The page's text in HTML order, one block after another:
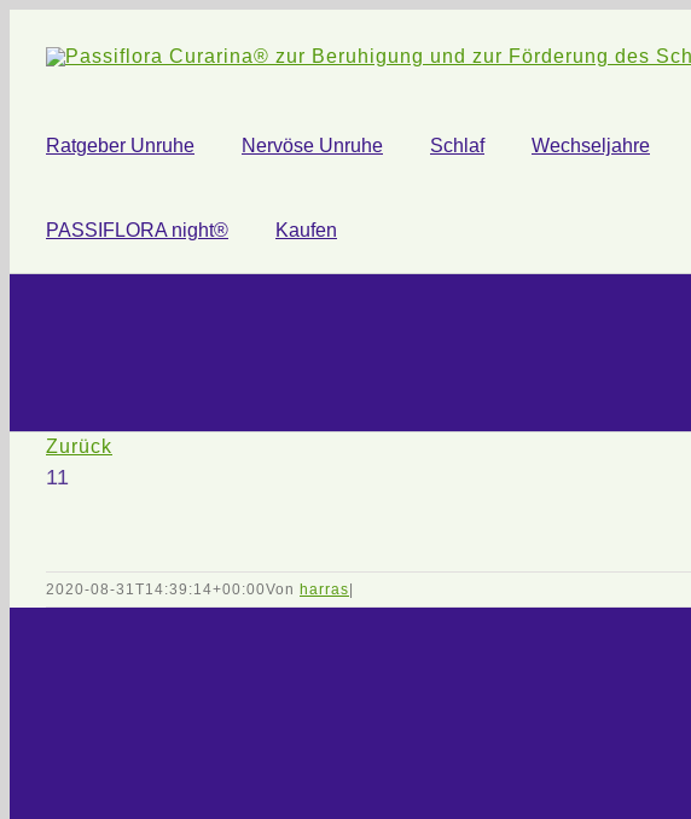
Inhalt
Ratgeber Unruhe Nervöse Unruhe Schlaf Wechseljahre
PASSIFLORA night® Kaufen
Zurück
11
2020-08-31T14:39:14+00:00Von harras|